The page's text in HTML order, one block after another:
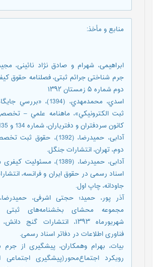
منابع و مأخذ:
ابراهیمی، شهرام و صادق نژاد نائینی،
جرم شناختی جرائم ثبتی، فصلنامه حقوق
دوم شماره ۵ زمستان ۱۳۹۲
اسدي، محمدمهدي، (1394)،
ثبت الكترونيكي»، ماهنامه علمي –
كانون سردفتران و دفترياران، شماره 134 و 135.
آدابی، حمیدرضا، (1392)، حقوق
دوم، تهران، انتشارات جنگل.
آدابی، حمیدرضا، (1389)، مسئولیت
اسناد رسمی در حقوق ایران و فرانسه،
جاودانه، چاپ اول.
مجموعه محشای بخشنامه‌های ثبتی
شهریورماه ۱۳۹۳، انتشارات گنج
فناوری اطلاعات در دفاتر اسناد رسمی.
بیات، بهرام وهمکاران، پیشگیری از جرم
رویکرد اجتماع‌محور(پیشگیری اجتماعی